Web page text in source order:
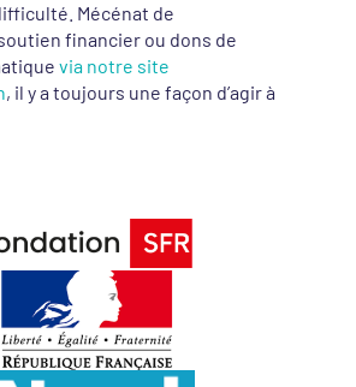
Mécénat de
financier ou dons de
via notre site
, il y a toujours une façon d’agir à